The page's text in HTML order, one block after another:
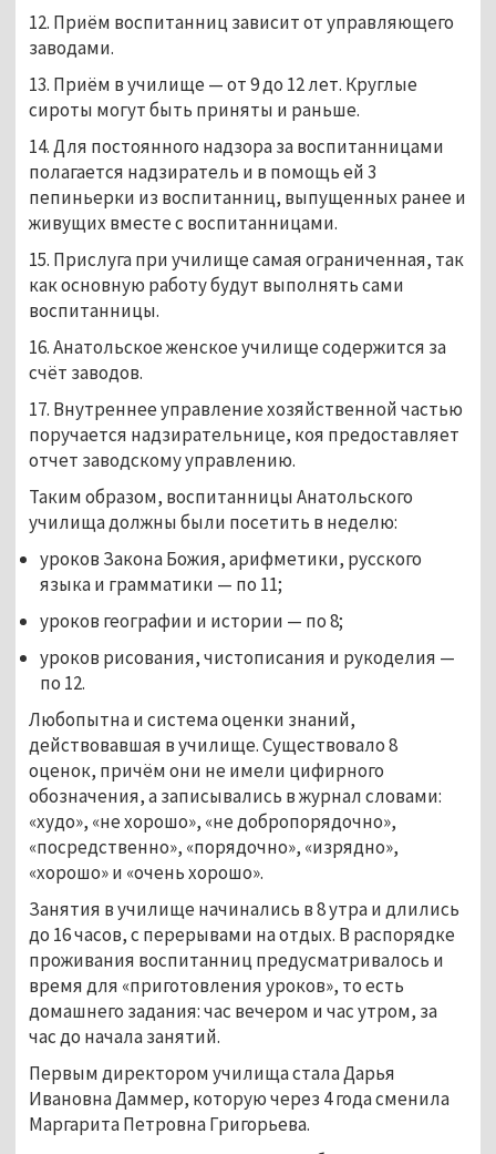
12. Приём воспитанниц зависит от управляющего
заводами.
13. Приём в училище — от 9 до 12 лет. Круглые
сироты могут быть приняты и раньше.
14. Для постоянного надзора за воспитанницами
полагается надзиратель и в помощь ей 3
пепиньерки из воспитанниц, выпущенных ранее и
живущих вместе с воспитанницами.
15. Прислуга при училище самая ограниченная, так
как основную работу будут выполнять сами
воспитанницы.
16. Анатольское женское училище содержится за
счёт заводов.
17. Внутреннее управление хозяйственной частью
поручается надзирательнице, коя предоставляет
отчет заводскому управлению.
Таким образом, воспитанницы Анатольского
училища должны были посетить в неделю:
уроков Закона Божия, арифметики, русского
языка и грамматики — по 11;
уроков географии и истории — по 8;
уроков рисования, чистописания и рукоделия —
по 12.
Любопытна и система оценки знаний,
действовавшая в училище. Существовало 8
оценок, причём они не имели цифирного
обозначения, а записывались в журнал словами:
«худо», «не хорошо», «не добропорядочно»,
«посредственно», «порядочно», «изрядно»,
«хорошо» и «очень хорошо».
Занятия в училище начинались в 8 утра и длились
до 16 часов, с перерывами на отдых. В распорядке
проживания воспитанниц предусматривалось и
время для «приготовления уроков», то есть
домашнего задания: час вечером и час утром, за
час до начала занятий.
Первым директором училища стала Дарья
Ивановна Даммер, которую через 4 года сменила
Маргарита Петровна Григорьева.